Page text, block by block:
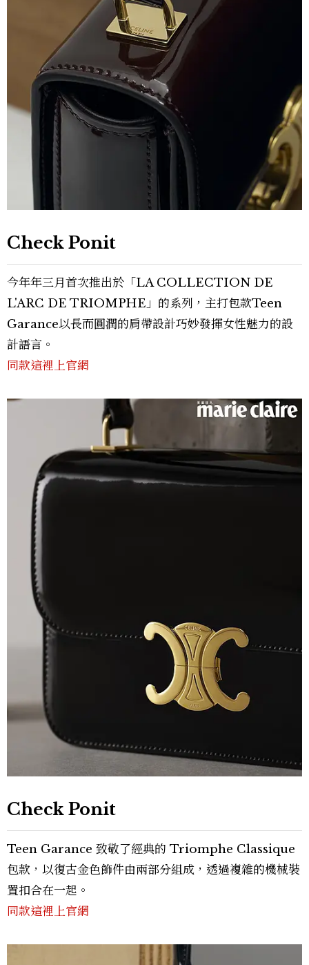
Check Ponit
今年年三月首次推出於「LA COLLECTION DE
L'ARC DE TRIOMPHE」的系列，主打包款Teen
Garance以長而圓潤的肩帶設計巧妙發揮女性魅力的設
計語言。
同款這裡上官網
Check Ponit
Teen Garance 致敬了經典的 Triomphe Classique
包款，以復古金色飾件由兩部分組成，透過複雜的機械裝
置扣合在一起。
同款這裡上官網